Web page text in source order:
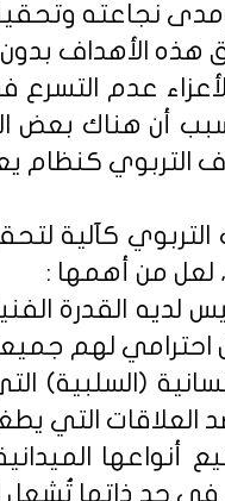
ومدى نجاعته
الأهداف بدون
الأعزاء عدم
أن هناك بعض
التربوي كنظام
التربوي كآلية
لعل من أهمها :
لديه القدرة
احترامي لهم
العلاقات التي
أنواعها
حد ذاتها تُشعل